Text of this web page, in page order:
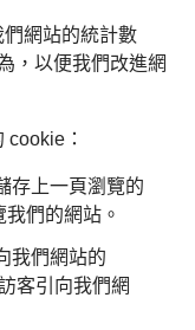
網站的統計數
，以便我們改進網
：
存上一頁瀏覽的
們的網站。
我們網站的
客引向我們網